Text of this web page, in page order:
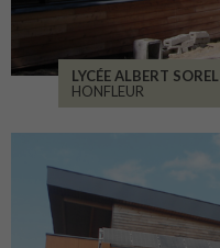
LYCÉE ALBERT SOREL
HONFLEUR